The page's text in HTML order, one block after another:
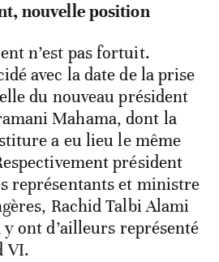
nouvelle position
n’est pas fortuit.
avec la date de la prise
du nouveau président
Mahama, dont la
a eu lieu le même
président
représentants et ministre
Rachid Talbi Alami
ont d’ailleurs représenté
VI.